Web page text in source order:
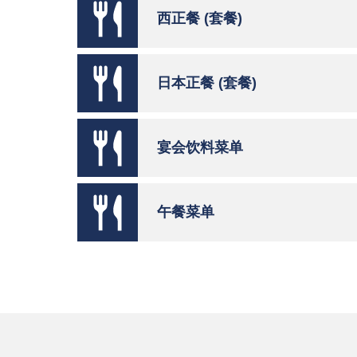
西正餐 (套餐)
日本正餐 (套餐)
宴会饮料菜单
午餐菜单